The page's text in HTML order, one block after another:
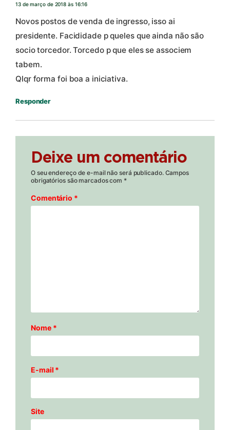
13 de março de 2018 às 16:16
Novos postos de venda de ingresso, isso ai
presidente. Facididade p queles que ainda não são
socio torcedor. Torcedo p que eles se associem
tabem.
Qlqr forma foi boa a iniciativa.
Responder
Deixe um comentário
O seu endereço de e-mail não será publicado. Campos
obrigatórios são marcados com *
Comentário *
Nome *
E-mail *
Site